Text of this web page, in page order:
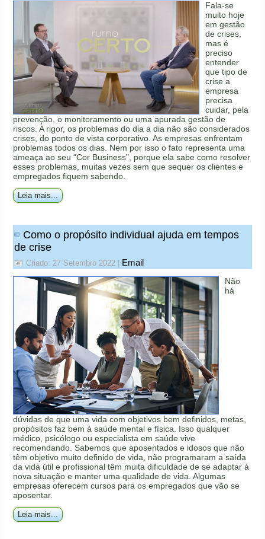
Fala-se
muito hoje
em gestão
de crises,
mas é
preciso
entender
que tipo de
crise a
empresa
precisa
cuidar, pela
prevenção, o monitoramento ou uma apurada gestão de
riscos. A rigor, os problemas do dia a dia não são considerados
crises, do ponto de vista corporativo. As empresas enfrentam
problemas todos os dias. Nem por isso o fato representa uma
ameaça ao seu “Cor Business”, porque ela sabe como resolver
esses problemas, muitas vezes sem que sequer os clientes e
empregados fiquem sabendo.
Leia mais...
Como o propósito individual ajuda em tempos
de crise
Criado: 27 Setembro 2022 Email
Não
há
dúvidas de que uma vida com objetivos bem definidos, metas,
propósitos faz bem à saúde mental e física. Isso qualquer
médico, psicólogo ou especialista em saúde vive
recomendando. Sabemos que aposentados e idosos que não
têm objetivo muito definido de vida, não programaram a saída
da vida útil e profissional têm muita dificuldade de se adaptar à
nova situação e manter uma qualidade de vida. Algumas
empresas oferecem cursos para os empregados que vão se
aposentar.
Leia mais...